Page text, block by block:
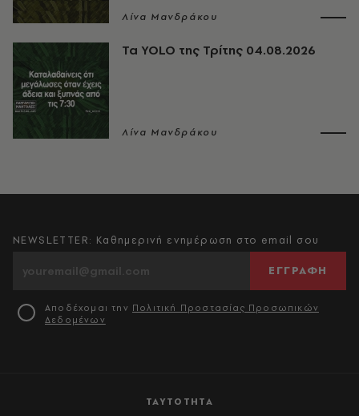
Λίνα Μανδράκου
Τα YOLO της Τρίτης 04.08.2026
Λίνα Μανδράκου
ΤΑΥΤΟΤΗΤΑ
NEWSLETTER: Καθημερινή ενημέρωση στο email σου
ΕΓΓΡΑΦΗ
Αποδέχομαι την Πολιτική Προστασίας Προσωπικών
Δεδομένων